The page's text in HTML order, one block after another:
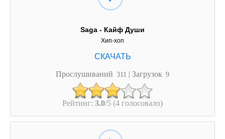
Saga - Кайф Души
Хип-хоп
Прослушиваний 311 | Загрузок 9
Рейтинг: 3.0/5 (4 голосовало)